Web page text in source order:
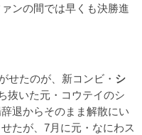
ンの間では早くも決勝進
せたのが、新コンビ・ シ
抜いた元・コウテイのシ
退からそのまま解散にい
たが、7月に元・なにわス